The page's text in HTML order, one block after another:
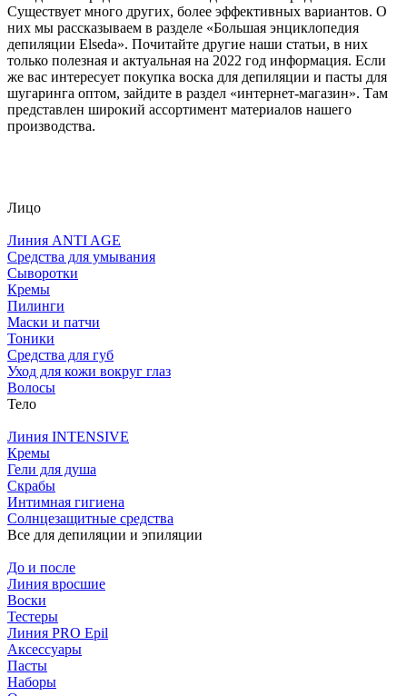
Существует много других, более эффективных вариантов. О
них мы рассказываем в разделе «Большая энциклопедия
депиляции Elseda». Почитайте другие наши статьи, в них
только полезная и актуальная на 2022 год информация. Если
же вас интересует покупка воска для депиляции и пасты для
шугаринга оптом, зайдите в раздел «интернет-магазин». Там
представлен широкий ассортимент материалов нашего
производства.
Лицо
Линия ANTI AGE
Средства для умывания
Сыворотки
Кремы
Пилинги
Маски и патчи
Тоники
Средства для губ
Уход для кожи вокруг глаз
Волосы
Тело
Линия INTENSIVE
Кремы
Гели для душа
Скрабы
Интимная гигиена
Солнцезащитные средства
Все для депиляции и эпиляции
До и после
Линия вросшие
Воски
Тестеры
Линия PRO Epil
Аксессуары
Пасты
Наборы